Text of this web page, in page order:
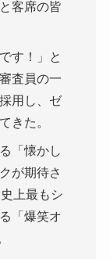
客席の皆
す！」と
査員の一
用し、ゼ
きた。
「懐かし
が期待さ
上最もシ
「爆笑オ